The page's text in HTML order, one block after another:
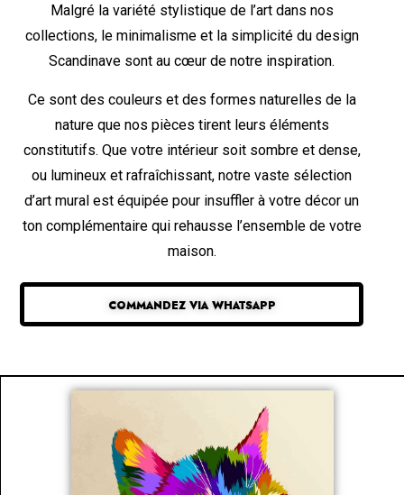
Malgré la variété stylistique de l’art dans nos
collections, le minimalisme et la simplicité du design
Scandinave sont au cœur de notre inspiration.
Ce sont des couleurs et des formes naturelles de la
nature que nos pièces tirent leurs éléments
constitutifs. Que votre intérieur soit sombre et dense,
ou lumineux et rafraîchissant, notre vaste sélection
d’art mural est équipée pour insuffler à votre décor un
ton complémentaire qui rehausse l’ensemble de votre
maison.
COMMANDEZ VIA WHATSAPP